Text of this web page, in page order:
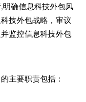
确信息科技外包风
技外包战略，审议
监控信息科技外包
主要职责包括：